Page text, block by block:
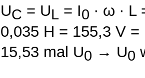
UC = UL = I0 ∙ ω ∙ L
0,035 H = 155,3 V =
15,53 mal U0 → U0